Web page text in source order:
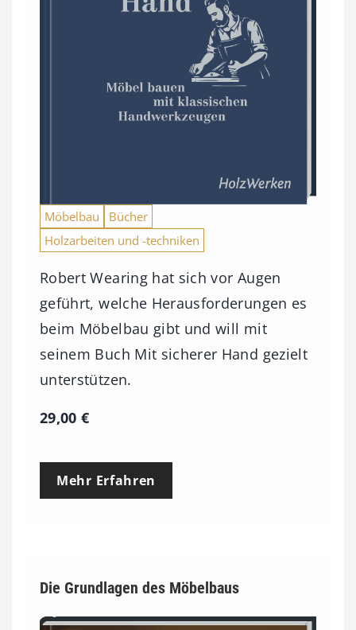
Möbelbau
Bücher
Holzarbeiten und -techniken
Robert Wearing hat sich vor Augen
geführt, welche Herausforderungen es
beim Möbelbau gibt und will mit
seinem Buch Mit sicherer Hand gezielt
unterstützen.
29,00€
Mehr Erfahren
Die Grundlagen des Möbelbaus